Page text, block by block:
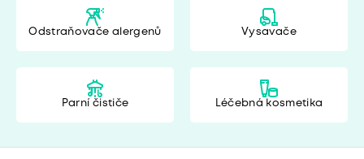
Odstraňovače alergenů Vysavače
Parní čističe Léčebná kosmetika